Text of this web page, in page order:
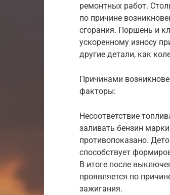
ремонтных работ.
по причине
сгорания. Поршень и
ускоренному износу
другие детали, как
Причинами
факторы:
Несоответствие
заливать бензин
противопоказано.
способствует
В итоге после
проявляется по
зажигания.